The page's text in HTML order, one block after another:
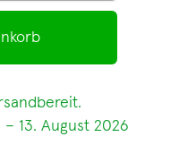
– 13. August 2026